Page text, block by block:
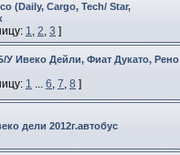
(Daily, Cargo, Tech/ Star,
1, 2, 3 ]
Ивеко Дейли, Фиат Дукато, Рено
1 ... 6, 7, 8 ]
дели 2012г.автобус